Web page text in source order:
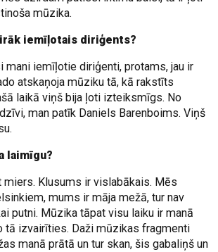
mūzika.
iemīļotais diriģents?
mani iemīļotie diriģenti, protams, jau ir
atskaņoja mūziku tā, kā rakstīts
laikā viņš bija ļoti izteiksmīgs. No
man patīk Daniels Barenboims. Viņš
laimīgu?
miers. Klusums ir vislabākais. Mēs
mums ir māja mežā, tur nav
putni. Mūzika tāpat visu laiku ir manā
tā izvairīties. Daži mūzikas fragmenti
manā prātā un tur skan, šis gabaliņš un